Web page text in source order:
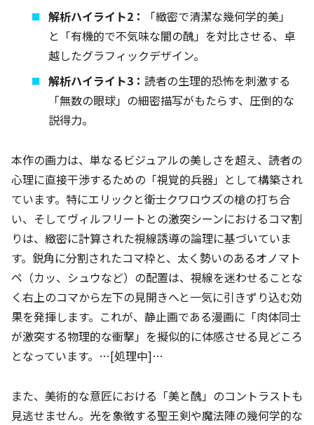
解析ハイライト2：
「緻密で清潔な幾何学的美」
と「有機的で不気味な闇の醜」を対比させる、卓
越したグラフィックデザイン。
解析ハイライト3：読者の生理的恐怖を刺激する
「無数の眼球」の細密描写がもたらす、圧倒的な
説得力。
本作の画力は、単なるビジュアルの美しさを超え、読者の
心理に直接干渉するための「視覚的兵器」として構築され
ています。特にエリックと衛士クワロウズの槍の打ち合
い、そしてヴィルフリートとの激突シーンにおけるコマ割
りは、緻密に計算された視線誘導の論理に基づいていま
す。鋭角に分割されたコマ枠と、太く勢いのあるオノマト
ペ（カッ、シュウなど）の配置は、視線を迷わせることな
く右上のコマから左下の見開きへと一気に引きずり込む効
果を発揮します。これが、静止画である漫画に「肉体同士
が激突する物理的な衝撃」を擬似的に体感させる見どころ
となっています。…[処理中]…
また、美術的な意匠における「美と醜」のコントラストも
見逃せません。光を象徴する聖王剣や魔法陣の幾何学的な